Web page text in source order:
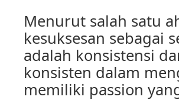
Menurut salah satu
kesuksesan sebagai
adalah konsistensi
konsisten dalam
memiliki passion